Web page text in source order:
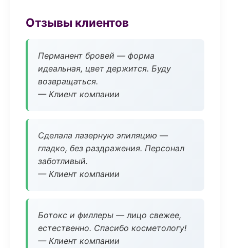
Отзывы клиентов
Перманент бровей — форма
идеальная, цвет держится. Буду
возвращаться.
— Клиент компании
Сделала лазерную эпиляцию —
гладко, без раздражения. Персонал
заботливый.
— Клиент компании
Ботокс и филлеры — лицо свежее,
естественно. Спасибо косметологу!
— Клиент компании